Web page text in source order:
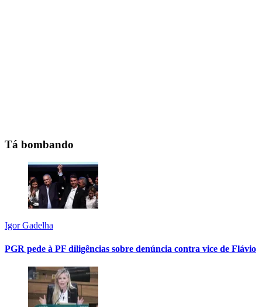
Tá bombando
Igor Gadelha
PGR pede à PF diligências sobre denúncia contra vice de Flávio